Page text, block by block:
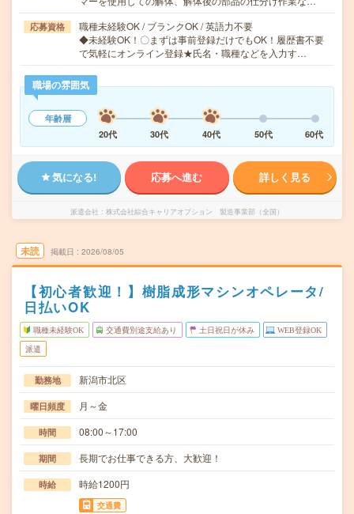
応募資格
職種未経験OK / ブランクOK / 英語力不要
◆未経験OK！〇まずは事前登録だけでもOK！履歴書不要
で気軽にオンライン登録★氏名・職種などを入力す…
職場の雰囲気
年齢層
20代
30代 40代 50代 60代
気になる! 応募へ進む 詳しく見る
派遣会社 株式会社綜合キャリアオプション 製造事業部（全国）
未読 掲載日 2026/08/05
【初心者歓迎！】樹脂成形マシンオペレータ/
日払いOK
職種未経験OK 交通費別途支給あり 土日祝日が休み WEB登録OK
派遣
勤務地 新潟市北区
曜日頻度 月～金
時間 08:00～17:00
期間 長期でお仕事できる方、大歓迎！
時給 時給1200円
交通費